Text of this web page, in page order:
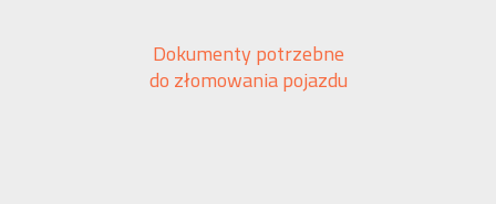
Dokumenty potrzebne
do złomowania pojazdu